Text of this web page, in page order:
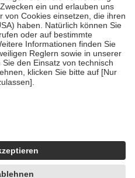
vollendeten 18. Lebensjahr
Früherkennung, die von der
es sich um echte Bewertungen
4419944605341
unter Zuhilfenahme künstlicher